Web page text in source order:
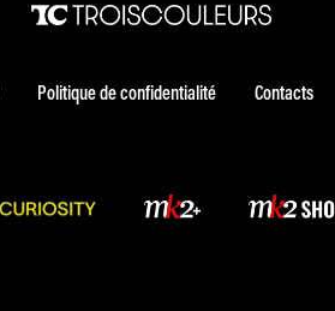
Politique de confidentialité Contacts